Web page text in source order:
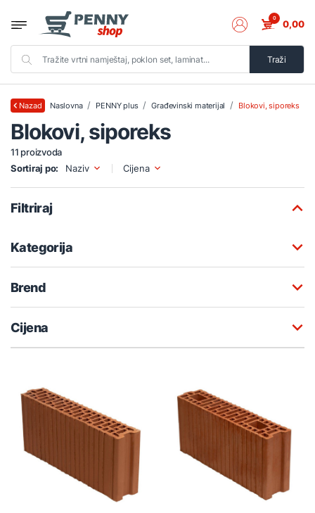
Traži
0 0,00
Nazad Naslovna PENNY plus Građevinski materijal Blokovi, siporeks
Blokovi, siporeks
11 proizvoda
Sortiraj po:
Naziv Cijena
Filtriraj
Kategorija
Brend
Cijena